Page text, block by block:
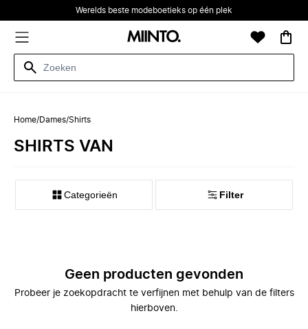
Werelds beste modeboetieks op één plek
Home/Dames/Shirts
SHIRTS VAN
Categorieën Filter
Geen producten gevonden
Probeer je zoekopdracht te verfijnen met behulp van de filters
hierboven.